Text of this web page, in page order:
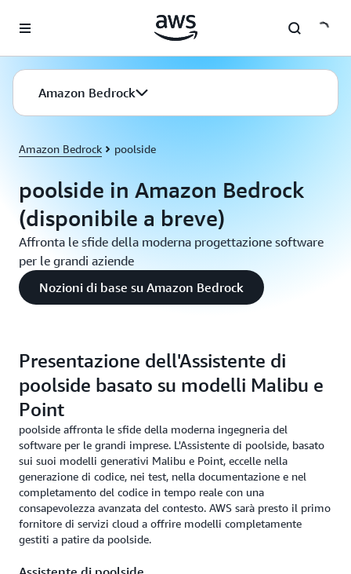
Amazon Bedrock
Amazon Bedrock poolside
poolside in Amazon Bedrock
(disponibile a breve)
Affronta le sfide della moderna progettazione software
per le grandi aziende
Nozioni di base su Amazon Bedrock
Presentazione dell'Assistente di
poolside basato su modelli Malibu e
Point
poolside affronta le sfide della moderna ingegneria del
software per le grandi imprese. L'Assistente di poolside, basato
sui suoi modelli generativi Malibu e Point, eccelle nella
generazione di codice, nei test, nella documentazione e nel
completamento del codice in tempo reale con una
consapevolezza avanzata del contesto. AWS sarà presto il primo
fornitore di servizi cloud a offrire modelli completamente
gestiti a patire da poolside.